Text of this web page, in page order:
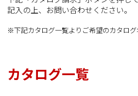
記入の上、お問い合わせください。
※下記カタログ一覧よりご希望のカタログ
カタログ一覧